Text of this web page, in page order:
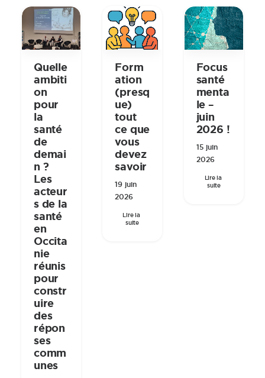
Quelle
ambiti
on
pour
la
santé
de
demai
n ?
Les
acteur
s de la
santé
en
Occita
nie
réunis
pour
constr
uire
des
répon
ses
comm
unes
Form
ation
(presq
ue)
tout
ce que
vous
devez
savoir
19 juin
2026
Lire la
suite
Focus
santé
menta
le –
juin
2026 !
15 juin
2026
Lire la
suite